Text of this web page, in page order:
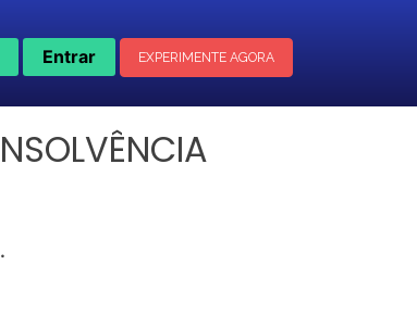
Entrar EXPERIMENTE AGORA